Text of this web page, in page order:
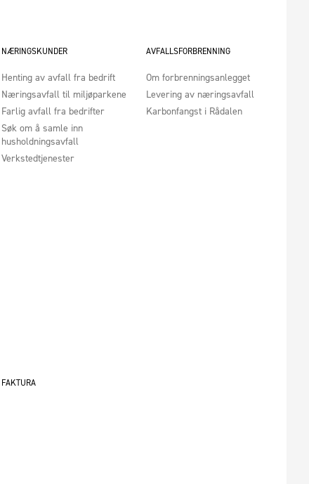
NÆRINGSKUNDER
Henting av avfall fra bedrift
Næringsavfall til miljøparkene
Farlig avfall fra bedrifter
Søk om å samle inn
husholdningsavfall
Verkstedtjenester
AVFALLSFORBRENNING
Om forbrenningsanlegget
Levering av næringsavfall
Karbonfangst i Rådalen
FAKTURA